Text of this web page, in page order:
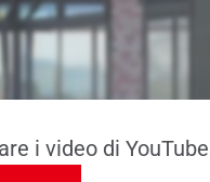
i video di